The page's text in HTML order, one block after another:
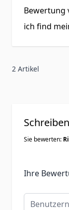
Bewertung
ich find
2 Artikel
Sie bewerten:
Ihre